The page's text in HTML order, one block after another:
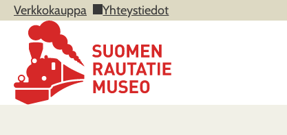
Verkkokauppa Yhteystiedot